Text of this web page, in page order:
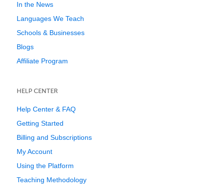
In the News
Languages We Teach
Schools & Businesses
Blogs
Affiliate Program
HELP CENTER
Help Center & FAQ
Getting Started
Billing and Subscriptions
My Account
Using the Platform
Teaching Methodology